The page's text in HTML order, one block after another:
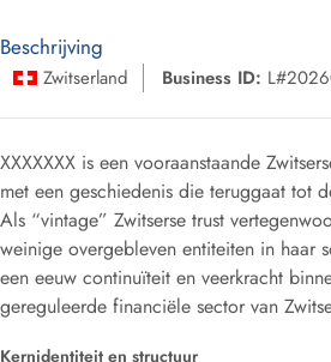
Beschrijving
Zwitserland Business ID:
XXXXXXX is een vooraanstaande
met een geschiedenis die teruggaat tot
Als “vintage” Zwitserse trust
weinige overgebleven entiteiten in haar
een eeuw continuïteit en veerkracht
gereguleerde financiële sector van
Kernidentiteit en structuur